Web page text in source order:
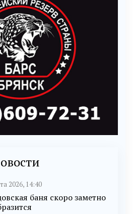
2026, 14:40
баня скоро заметно